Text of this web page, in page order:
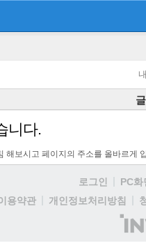
니다.
해보시고 페이지의 주소를 올바르게
로그인 PC화
용약관
개인정보처리방침